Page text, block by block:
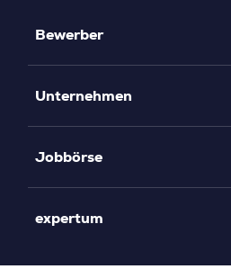
Bewerber
Unternehmen
Jobbörse
expertum